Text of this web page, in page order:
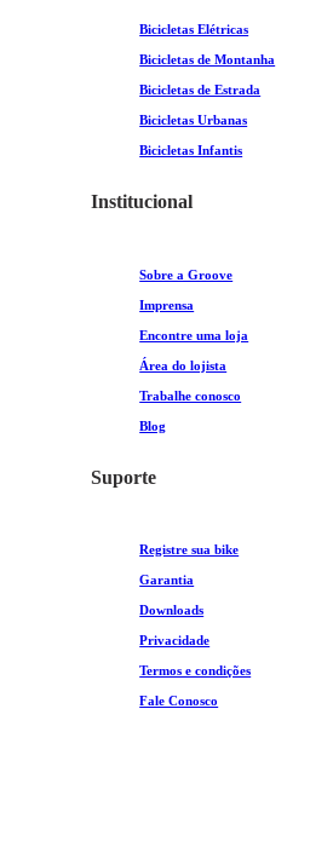
Bicicletas Elétricas
Bicicletas de Montanha
Bicicletas de Estrada
Bicicletas Urbanas
Bicicletas Infantis
Institucional
Sobre a Groove
Imprensa
Encontre uma loja
Área do lojista
Trabalhe conosco
Blog
Suporte
Registre sua bike
Garantia
Downloads
Privacidade
Termos e condições
Fale Conosco